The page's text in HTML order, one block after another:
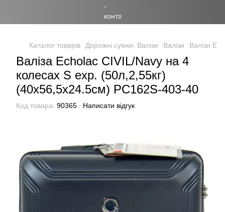
Каталог товарів Дорожні сумки, Валізи Валізи Валізи
Валіза Echolac CIVIL/Navy на 4
колесах S exp. (50л,2,55кг)
(40x56,5x24.5см) PC162S-403-40
Код товара: 90365 Написати відгук